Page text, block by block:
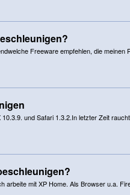
Freeware empfehlen, die meinen
und Safari 1.3.2.In letzter Zeit
arbeite mit XP Home. Als Browser u.a.